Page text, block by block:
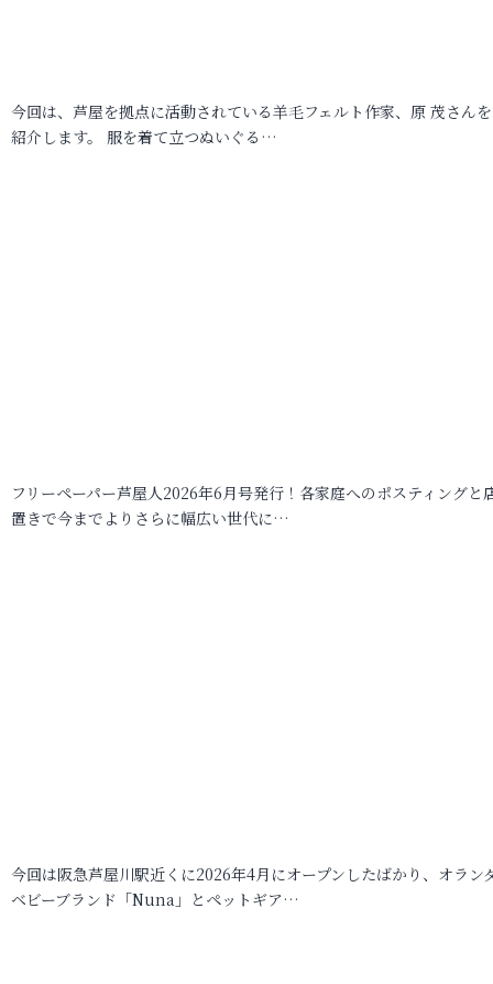
今回は、芦屋を拠点に活動されている羊毛フェルト作家、原 茂さん
紹介します。 服を着て立つぬいぐる…
フリーペーパー芦屋人2026年6月号発行！各家庭へのポスティングと
置きで今までよりさらに幅広い世代に…
今回は阪急芦屋川駅近くに2026年4月にオープンしたばかり、オラン
ベビーブランド「Nuna」とペットギア…